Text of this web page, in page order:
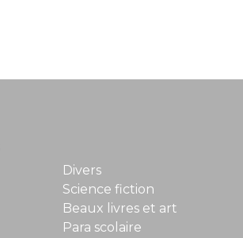
Divers
Science fiction
Beaux livres et art
Para scolaire